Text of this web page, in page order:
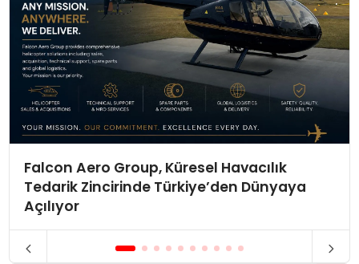
Falcon Aero Group, Küresel Havacılık
Tedarik Zincirinde Türkiye’den Dünyaya
Açılıyor